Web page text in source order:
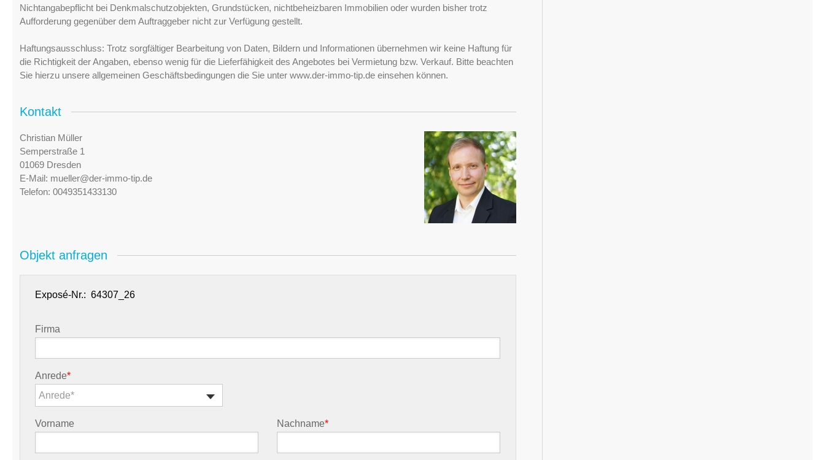
Nichtangabepflicht bei Denkmalschutzobjekten, Grundstücken, nichtbeheizbaren Immobilien oder wurden bisher trotz
Aufforderung gegenüber dem Auftraggeber nicht zur Verfügung gestellt.
Haftungsausschluss: Trotz sorgfältiger Bearbeitung von Daten, Bildern und Informationen übernehmen wir keine Haftung für
die Richtigkeit der Angaben, ebenso wenig für die Lieferfähigkeit des Angebotes bei Vermietung bzw. Verkauf. Bitte beachten
Sie hierzu unsere allgemeinen Geschäftsbedingungen die Sie unter www.der-immo-tip.de einsehen können.
Kontakt
Christian Müller
Semperstraße 1
01069 Dresden
E-Mail: mueller@der-immo-tip.de
Telefon: 0049351433130
Objekt anfragen
Exposé-Nr.:
Firma
Anrede*
Anrede*
Vorname Nachname*